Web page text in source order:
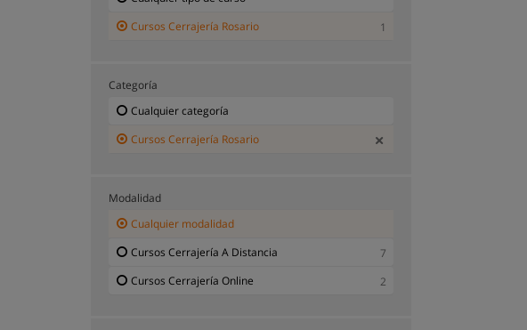
Cursos Cerrajería Rosario
1
Categoría
Cualquier categoría
Cursos Cerrajería Rosario
Modalidad
Cualquier modalidad
Cursos Cerrajería A Distancia
7
Cursos Cerrajería Online
2